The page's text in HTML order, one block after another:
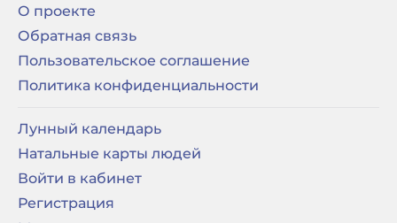
О проекте
Обратная связь
Пользовательское соглашение
Политика конфиденциальности
Лунный календарь
Натальные карты людей
Войти в кабинет
Регистрация